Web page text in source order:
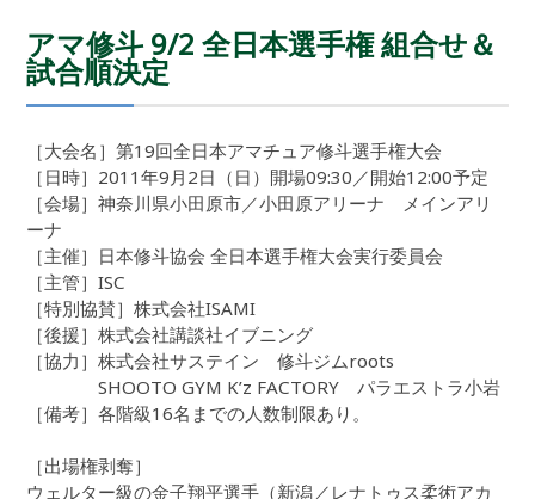
アマ修斗 9/2 全日本選手権 組合せ＆
試合順決定
［大会名］第19回全日本アマチュア修斗選手権大会
［日時］2011年9月2日（日）開場09:30／開始12:00予定
［会場］神奈川県小田原市／小田原アリーナ メインアリ
ーナ
［主催］日本修斗協会 全日本選手権大会実行委員会
［主管］ISC
［特別協賛］株式会社ISAMI
［後援］株式会社講談社イブニング
［協力］株式会社サステイン 修斗ジムroots
SHOOTO GYM K’z FACTORY パラエストラ小岩
［備考］各階級16名までの人数制限あり。
［出場権剥奪］
ウェルター級の金子翔平選手（新潟／レナトゥス柔術アカ